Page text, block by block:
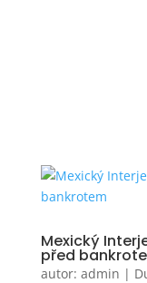
Mexický
před
autor: admin |